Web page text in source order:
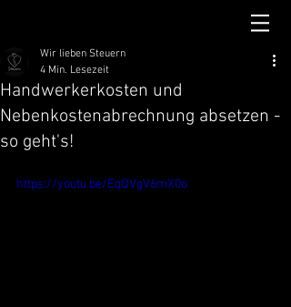
Handwerkerkosten und
Nebenkostenabrechnung absetzen -
so geht's!
Wir lieben Steuern
4 Min. Lesezeit
https://youtu.be/EqQVgV6mX0o